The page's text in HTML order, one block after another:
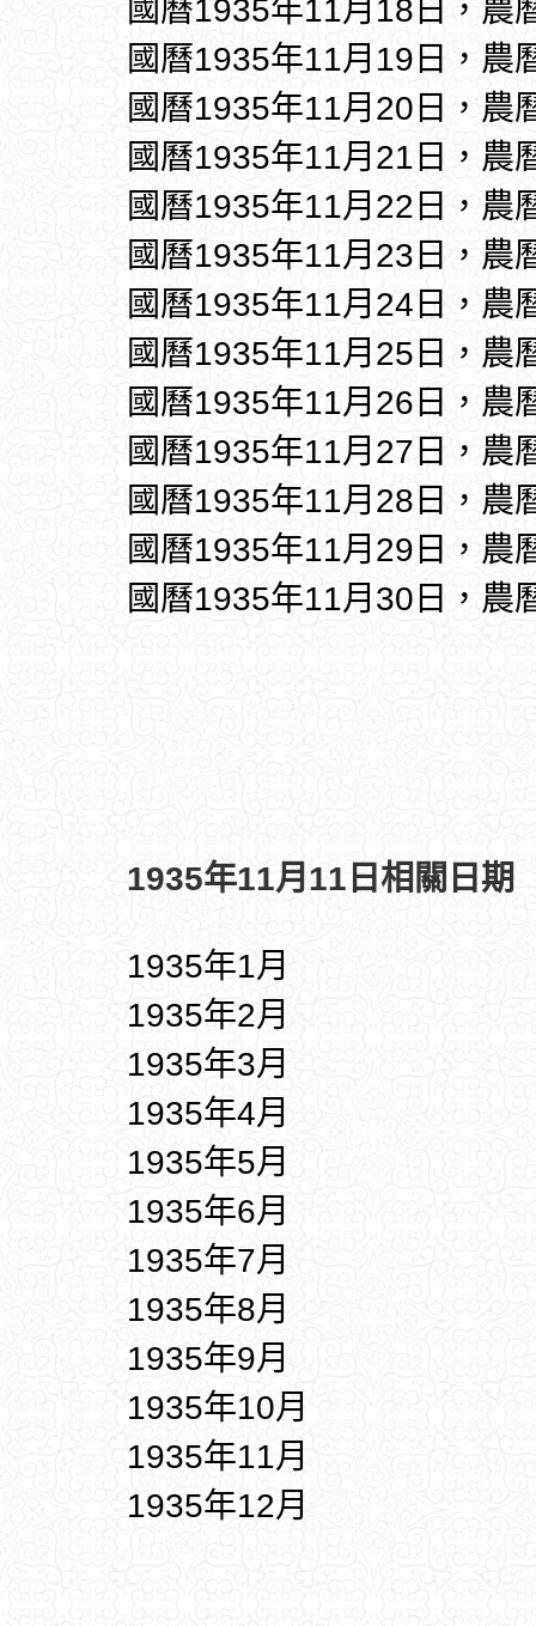
國曆1935年11月18日，農
國曆1935年11月19日，農
國曆1935年11月20日，農
國曆1935年11月21日，農
國曆1935年11月22日，農
國曆1935年11月23日，農
國曆1935年11月24日，農
國曆1935年11月25日，農
國曆1935年11月26日，農
國曆1935年11月27日，農
國曆1935年11月28日，農
國曆1935年11月29日，農
國曆1935年11月30日，農
1935年11月11日相關日期
1935年1月
1935年2月
1935年3月
1935年4月
1935年5月
1935年6月
1935年7月
1935年8月
1935年9月
1935年10月
1935年11月
1935年12月